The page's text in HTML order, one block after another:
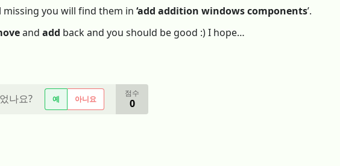
missing you will find them in ‘add addition windows components’.
and add back and you should be good :) I hope…
나요? 예 아니요
점수
0